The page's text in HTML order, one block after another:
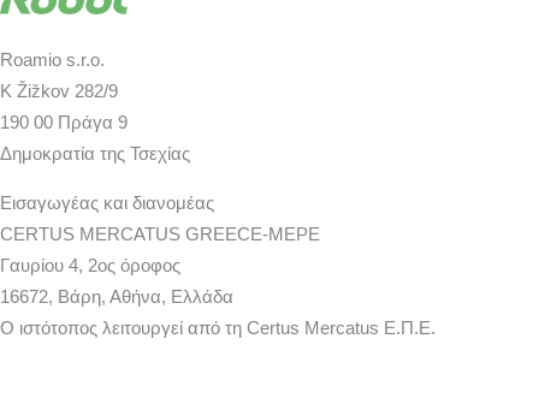
Roamio s.r.o.
K Žižkov 282/9
190 00 Πράγα 9
Δημοκρατία της Τσεχίας
Εισαγωγέας και διανομέας
CERTUS MERCATUS GREECE-MEPE
Γαυρίου 4, 2ος όροφος
16672, Βάρη, Αθήνα, Ελλάδα
Ο ιστότοπος λειτουργεί από τη Certus Mercatus Ε.Π.Ε.